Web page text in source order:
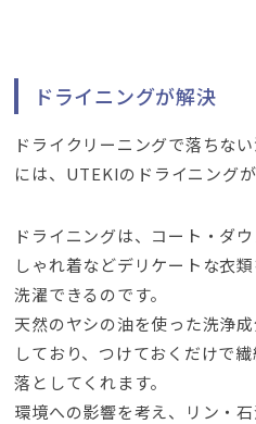
ドライニングが解決
ドライクリーニングで落ちな
には、UTEKIのドライニング
ドライニングは、コート・ダ
しゃれ着などデリケートな衣
洗濯できるのです。
天然のヤシの油を使った洗浄
しており、つけておくだけで
落としてくれます。
環境への影響を考え、リン・